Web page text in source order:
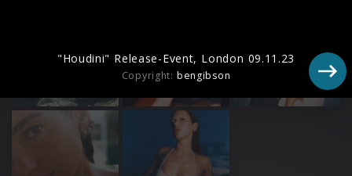
"Houdini" Release-Event, London 09.11.23
Copyright: bengibson